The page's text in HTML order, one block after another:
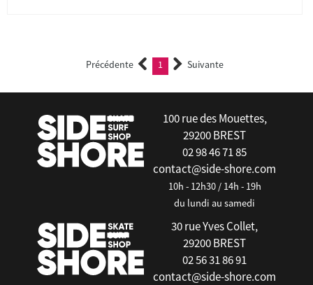
Précédente 1 (current)Suivante
100 rue des Mouettes,
29200 BREST
02 98 46 71 85
contact@side-shore.com
10h - 12h30 / 14h - 19h
du lundi au samedi
30 rue Yves Collet,
29200 BREST
02 56 31 86 91
contact@side-shore.com